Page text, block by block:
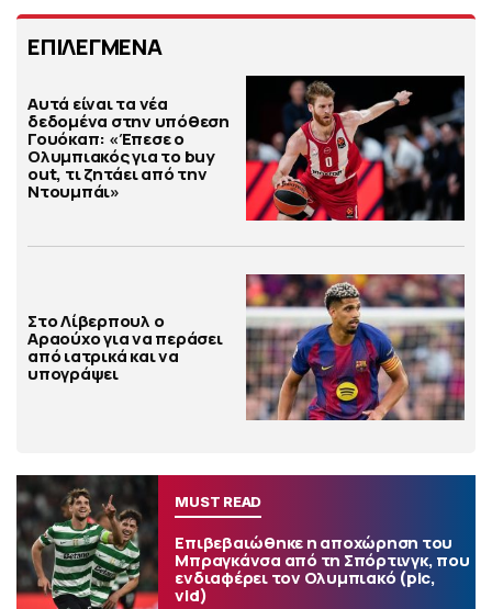
ΕΠΙΛΕΓΜΕΝΑ
Αυτά είναι τα νέα
δεδομένα στην υπόθεση
Γουόκαπ: «Έπεσε ο
Ολυμπιακός για το buy
out, τι ζητάει από την
Ντουμπάι»
Στο Λίβερπουλ ο
Αραούχο για να περάσει
από ιατρικά και να
υπογράψει
MUST READ
Επιβεβαιώθηκε η αποχώρηση του
Μπραγκάνσα από τη Σπόρτινγκ, που
ενδιαφέρει τον Ολυμπιακό (pic,
vid)